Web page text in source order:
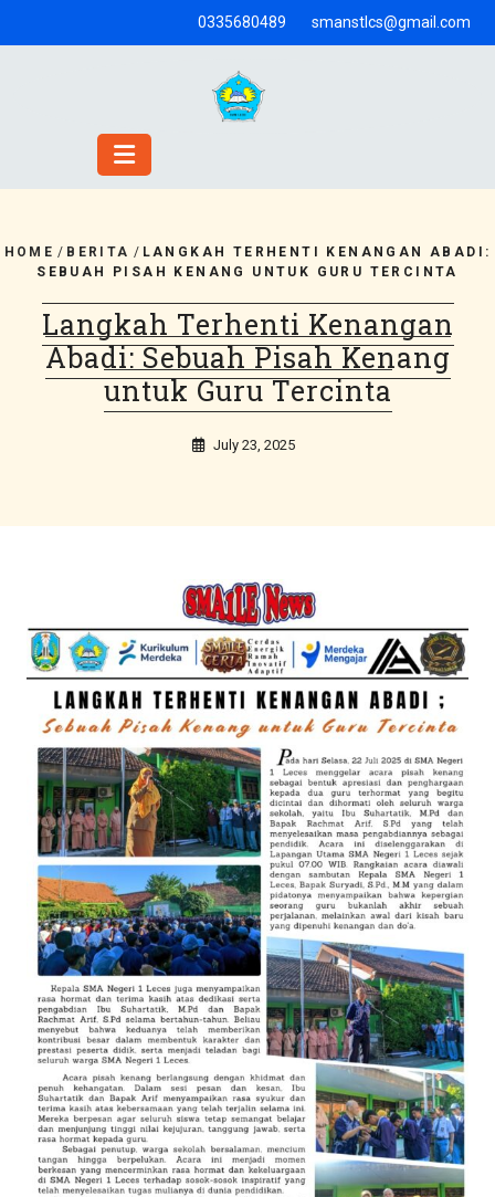
0335680489 smanstlcs@gmail.com
HOME / BERITA / LANGKAH TERHENTI KENANGAN ABADI:
SEBUAH PISAH KENANG UNTUK GURU TERCINTA
Langkah Terhenti Kenangan
Abadi: Sebuah Pisah Kenang
untuk Guru Tercinta
July 23, 2025